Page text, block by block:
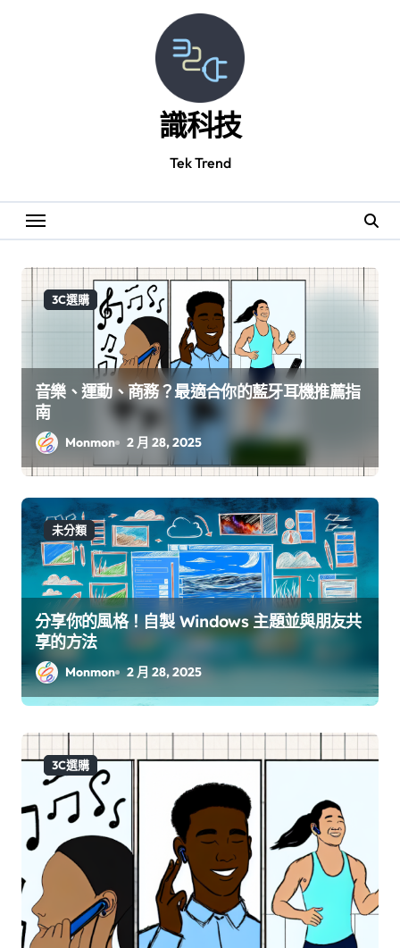
識科技
Tek Trend
3C選購
音樂、運動、商務？最適合你的藍牙耳機推薦指
南
Monmon 2 月 28, 2025
未分類
分享你的風格！自製 Windows 主題並與朋友共
享的方法
Monmon 2 月 28, 2025
3C選購